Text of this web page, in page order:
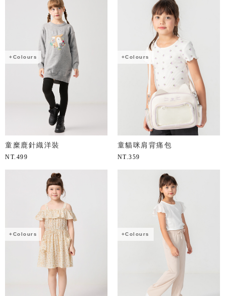
+Colours
童糜鹿針織洋裝
NT. 499
+Colours
童貓咪肩背痛包
NT.359
+Colours +Colours